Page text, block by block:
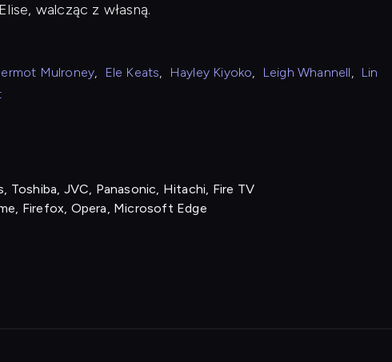
walcząc z własną.
Mulroney, Ele Keats, Hayley Kiyoko, Leigh Whannell, Lin
Toshiba, JVC, Panasonic, Hitachi, Fire TV
Firefox, Opera, Microsoft Edge